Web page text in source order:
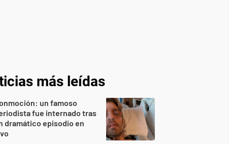
más leídas
un famoso
fue internado tras
dramático episodio en